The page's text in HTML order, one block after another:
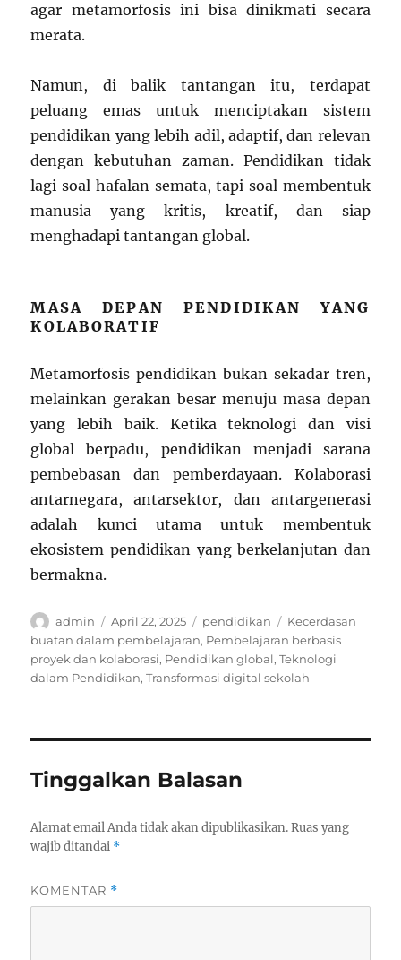
agar metamorfosis ini bisa dinikmati secara
merata.
Namun, di balik tantangan itu, terdapat
peluang emas untuk menciptakan sistem
pendidikan yang lebih adil, adaptif, dan relevan
dengan kebutuhan zaman. Pendidikan tidak
lagi soal hafalan semata, tapi soal membentuk
manusia yang kritis, kreatif, dan siap
menghadapi tantangan global.
MASA DEPAN PENDIDIKAN YANG
KOLABORATIF
Metamorfosis pendidikan bukan sekadar tren,
melainkan gerakan besar menuju masa depan
yang lebih baik. Ketika teknologi dan visi
global berpadu, pendidikan menjadi sarana
pembebasan dan pemberdayaan. Kolaborasi
antarnegara, antarsektor, dan antargenerasi
adalah kunci utama untuk membentuk
ekosistem pendidikan yang berkelanjutan dan
bermakna.
Author
admin
Posted
on
April 22, 2025 Categories
pendidikan Tags
Kecerdasan
buatan dalam pembelajaran, Pembelajaran berbasis
proyek dan kolaborasi, Pendidikan global,Teknologi
dalam Pendidikan,Transformasi digital sekolah
Tinggalkan Balasan
Alamat email Anda tidak akan dipublikasikan. Ruas yang
wajib ditandai *
KOMENTAR *